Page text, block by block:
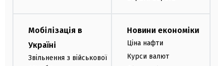
Мобілізація в
Україні
Звільнення з військової
Новини економіки
Ціна нафти
Курси валют